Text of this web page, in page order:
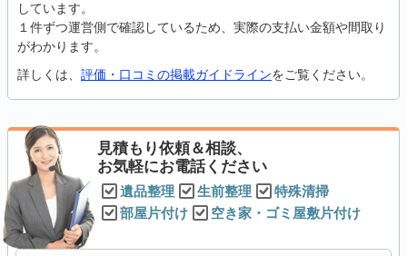
しています。
１件ずつ運営側で確認しているため、実際の支払い金額や間取り
がわかります。
詳しくは、 評価・口コミの掲載ガイドラインをご覧ください。
見積もり依頼＆相談、
お気軽にお電話ください
遺品整理 生前整理
特殊清掃
部屋片付け
空き家・ゴミ屋敷片付け